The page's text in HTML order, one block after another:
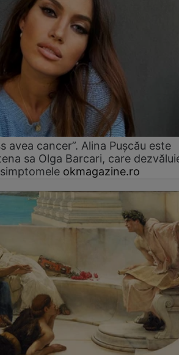
avea cancer”. Alina Pușcău este
sa Olga Barcari, care
okmagazine.ro